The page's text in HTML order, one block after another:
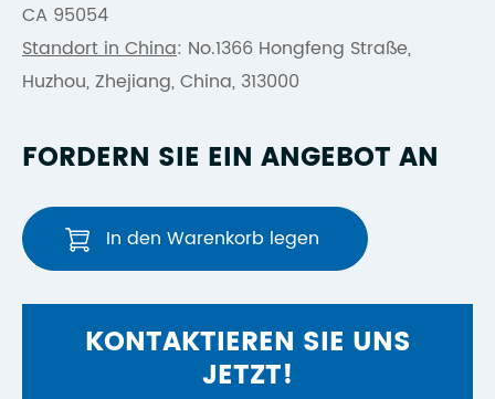
CA 95054
Standort in China: No.1366 Hongfeng Straße,
Huzhou, Zhejiang, China, 313000
FORDERN SIE EIN ANGEBOT AN
In den Warenkorb legen
KONTAKTIEREN SIE UNS
JETZT!